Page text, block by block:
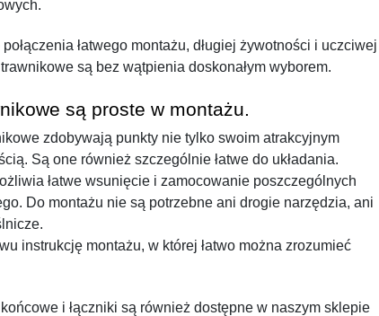
łatwego montażu, długiej żywotności i uczciwej
są bez wątpienia doskonałym wyborem.
są proste w montażu.
zdobywają punkty nie tylko swoim atrakcyjnym
Są one również szczególnie łatwe do układania.
łatwe wsunięcie i zamocowanie poszczególnych
Do montażu nie są potrzebne ani drogie narzędzia, ani
instrukcję montażu, w której łatwo można zrozumieć
i łączniki są również dostępne w naszym sklepie